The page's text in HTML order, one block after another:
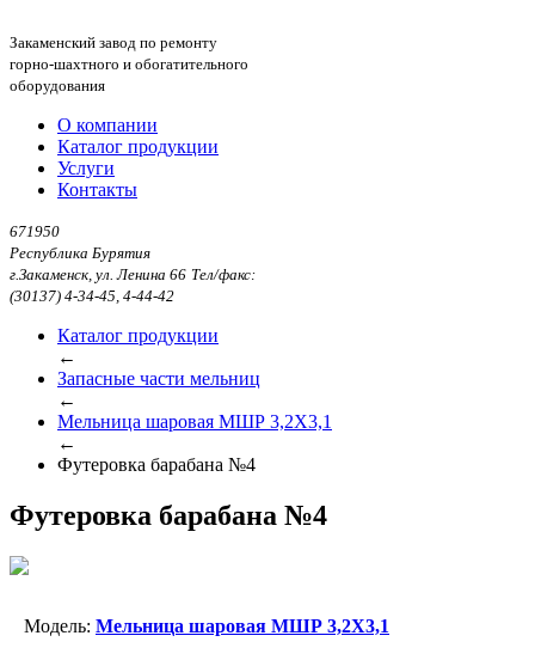
Закаменский завод по ремонту
горно-шахтного и обогатительного
оборудования
О компании
Каталог продукции
Услуги
Контакты
671950
Республика Бурятия
г.Закаменск, ул. Ленина 66 Тел/факс:
(30137) 4-34-45, 4-44-42
Каталог продукции
←
Запасные части мельниц
←
Мельница шаровая МШР 3,2X3,1
←
Футеровка барабана №4
Футеровка барабана №4
Модель: Мельница шаровая МШР 3,2X3,1